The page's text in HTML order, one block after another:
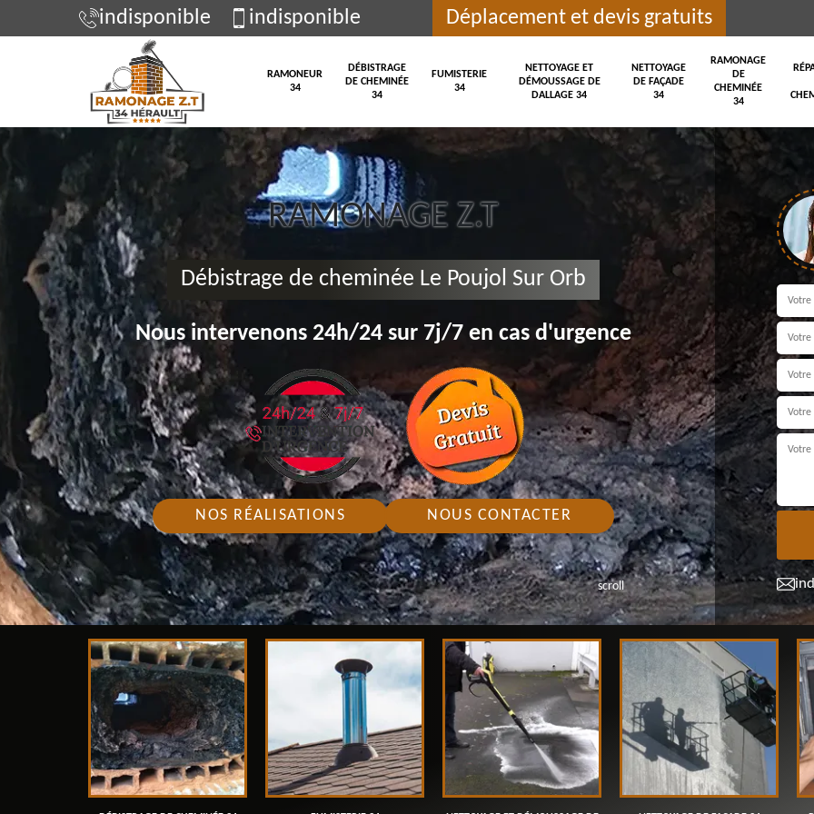
indisponible indisponible Déplacement et devis gratuits
RAMONEUR
34
DÉBISTRAGE
DE CHEMINÉE
34
FUMISTERIE
34
NETTOYAGE ET
DÉMOUSSAGE DE
DALLAGE 34
NETTOYAGE
DE FAÇADE
34
RAMONAGE
DE
CHEMINÉE
34
scroll
RAMONAGE Z.T
Débistrage de cheminée Le Poujol Sur Orb
Nous intervenons 24h/24 sur 7j/7 en cas d'urgence
NOS RÉALISATIONS NOUS CONTACTER